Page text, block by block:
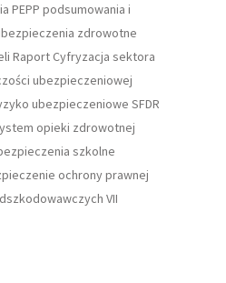
PEPP podsumowania i
zdrowotne
Raport Cyfryzacja sektora
ubezpieczeniowej
ubezpieczeniowe SFDR
opieki zdrowotnej
szkolne
ochrony prawnej
VII